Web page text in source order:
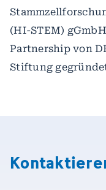
(HI-STEM)
Partnership von
Stiftung